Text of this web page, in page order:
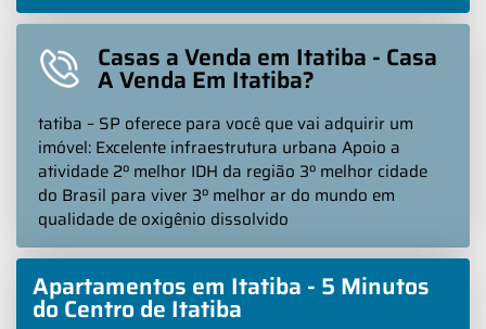
Casas a Venda em Itatiba - Casa
A Venda Em Itatiba?
tatiba – SP oferece para você que vai adquirir um
imóvel: Excelente infraestrutura urbana Apoio a
atividade 2º melhor IDH da região 3º melhor cidade
do Brasil para viver 3º melhor ar do mundo em
qualidade de oxigênio dissolvido
Apartamentos em Itatiba - 5 Minutos
do Centro de Itatiba